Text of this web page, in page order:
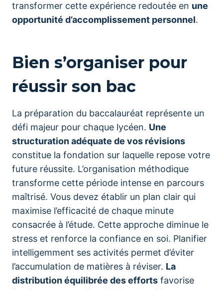
transformer cette expérience redoutée en une
opportunité d’accomplissement personnel.
Bien s’organiser pour
réussir son bac
La préparation du baccalauréat représente un
défi majeur pour chaque lycéen. Une
structuration adéquate de vos révisions
constitue la fondation sur laquelle repose votre
future réussite. L’organisation méthodique
transforme cette période intense en parcours
maîtrisé. Vous devez établir un plan clair qui
maximise l’efficacité de chaque minute
consacrée à l’étude. Cette approche diminue le
stress et renforce la confiance en soi. Planifier
intelligemment ses activités permet d’éviter
l’accumulation de matières à réviser. La
distribution équilibrée des efforts favorise